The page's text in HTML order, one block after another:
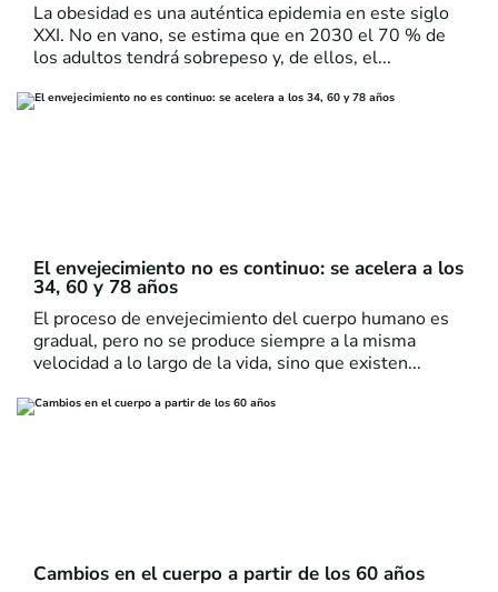
La obesidad es una auténtica epidemia en este siglo
XXI. No en vano, se estima que en 2030 el 70 % de
los adultos tendrá sobrepeso y, de ellos, el...
El envejecimiento no es continuo: se acelera a los
34, 60 y 78 años
El proceso de envejecimiento del cuerpo humano es
gradual, pero no se produce siempre a la misma
velocidad a lo largo de la vida, sino que existen...
Cambios en el cuerpo a partir de los 60 años